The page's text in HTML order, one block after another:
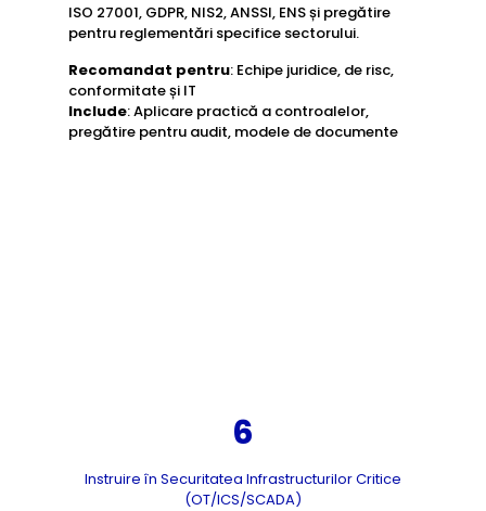
ISO 27001, GDPR, NIS2, ANSSI, ENS și pregătire
pentru reglementări specifice sectorului.
Recomandat pentru: Echipe juridice, de risc,
conformitate și IT
Include: Aplicare practică a controalelor,
pregătire pentru audit, modele de documente
6
Instruire în Securitatea Infrastructurilor Critice
(OT/ICS/SCADA)